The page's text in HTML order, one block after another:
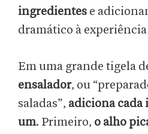
ingredientes e
dramático à
Em uma grande tigela
ensalador, ou
saladas”, adiciona
um. Primeiro, o alho